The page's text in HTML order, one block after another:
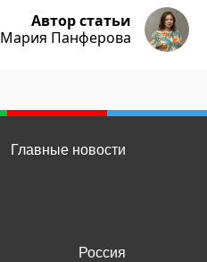
Автор статьи
Мария Панферова
Главные новости
Россия